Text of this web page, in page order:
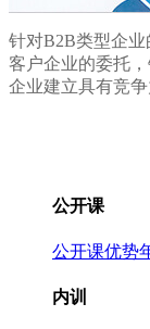
针对B2B类型企
客户企业的委托
企业建立具有竞争
公开课
公开课优势
内训